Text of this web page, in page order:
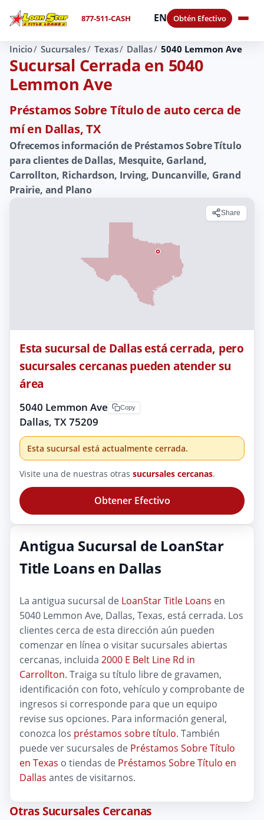
877-511-CASH EN Obtén Efectivo
Inicio Sucursales Texas Dallas 5040 Lemmon Ave
Sucursal Cerrada en 5040
Lemmon Ave
Préstamos Sobre Título de auto cerca de
mí en Dallas, TX
Ofrecemos información de Préstamos Sobre Título
para clientes de Dallas, Mesquite, Garland,
Carrollton, Richardson, Irving, Duncanville, Grand
Prairie, and Plano
Share
Esta sucursal de Dallas está cerrada, pero
sucursales cercanas pueden atender su
área
5040 Lemmon Ave
Dallas, TX 75209
Copy
Esta sucursal está actualmente cerrada.
Visite una de nuestras otras sucursales cercanas.
Obtener Efectivo
Antigua Sucursal de LoanStar
Title Loans en Dallas
La antigua sucursal de LoanStar Title Loans en
5040 Lemmon Ave, Dallas, Texas, está cerrada. Los
clientes cerca de esta dirección aún pueden
comenzar en línea o visitar sucursales abiertas
cercanas, incluida 2000 E Belt Line Rd in
Carrollton. Traiga su título libre de gravamen,
identificación con foto, vehículo y comprobante de
ingresos si corresponde para que un equipo
revise sus opciones. Para información general,
conozca los préstamos sobre título. También
puede ver sucursales de Préstamos Sobre Título
en Texas o tiendas de Préstamos Sobre Título en
Dallas antes de visitarnos.
Otras Sucursales Cercanas